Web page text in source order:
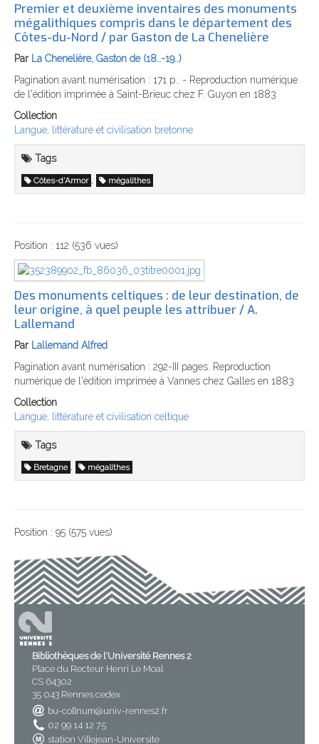
Premier et deuxième inventaires des monuments
mégalithiques compris dans le département des
Côtes-du-Nord / par Gaston de La Chenelière
Par La Chenelière, Gaston de (18..-19..)
Pagination avant numérisation : 171 p.. - Reproduction numérique
de l'édition imprimée à Saint-Brieuc chez F. Guyon en 1883
Collection
Langue, littérature et civilisation bretonne
Tags
Côtes-d'Armor , mégalithes
Position : 112 (536 vues)
Des monuments celtiques : de leur destination, de
leur origine, à quel peuple les attribuer / A.
Lallemand
Par Lallemand Alfred
Pagination avant numérisation : 292-III pages. Reproduction
numérique de l'édition imprimée à Vannes chez Galles en 1883
Collection
Langue, littérature et civilisation celtique
Tags
Bretagne , mégalithes
Position : 95 (575 vues)
Bibliothèques de l'Université Rennes 2
Place du Recteur Henri Le Moal
CS 64302
35 043 Rennes cedex
bu-collnum@univ-rennes2.fr
02 99 14 12 75
station Villejean-Université